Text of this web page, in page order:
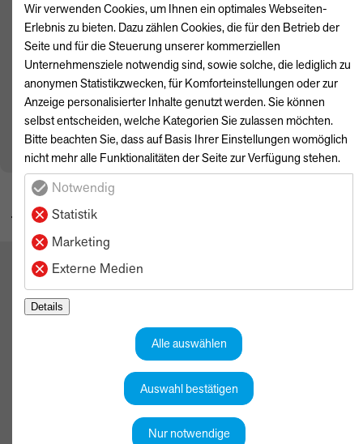
genutzt werden.
Förderungen kombinierbar: BAFA-Zuschüsse oder
Herstellerprämien bleiben von der Abschreibung unberührt.
Zeitraum entscheidend: Kauf, Lieferung und Zulassung
müssen zwischen dem 30.06.2025 und dem 01.01.2028
abgeschlossen sein.
Finden Sie jetzt den richtigen Ansprechpartner für Ihre Marke
ZURÜCK ZUR ÜBERSICHT
NEWS & ANGEBOTE
Wir verwenden Cookies, um Ihnen ein optimales Webseiten-
Erlebnis zu bieten. Dazu zählen Cookies, die für den Betrieb der
Seite und für die Steuerung unserer kommerziellen
Unternehmensziele notwendig sind, sowie solche, die lediglich zu
anonymen Statistikzwecken, für Komforteinstellungen oder zur
Anzeige personalisierter Inhalte genutzt werden. Sie können
selbst entscheiden, welche Kategorien Sie zulassen möchten.
Bitte beachten Sie, dass auf Basis Ihrer Einstellungen womöglich
nicht mehr alle Funktionalitäten der Seite zur Verfügung stehen.
Notwendig
Statistik
Marketing
Externe Medien
Details
Nur notwendige
Auswahl bestätigen
Alle auswählen